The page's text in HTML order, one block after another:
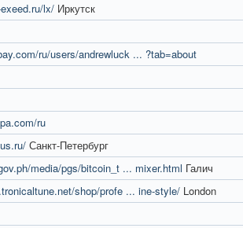
lx/ Иркутск
ru/users/andrewluck ... ?tab=about
ru
Санкт-Петербург
media/pgs/bitcoin_t ... mixer.html Галич
shop/profe ... ine-style/ London